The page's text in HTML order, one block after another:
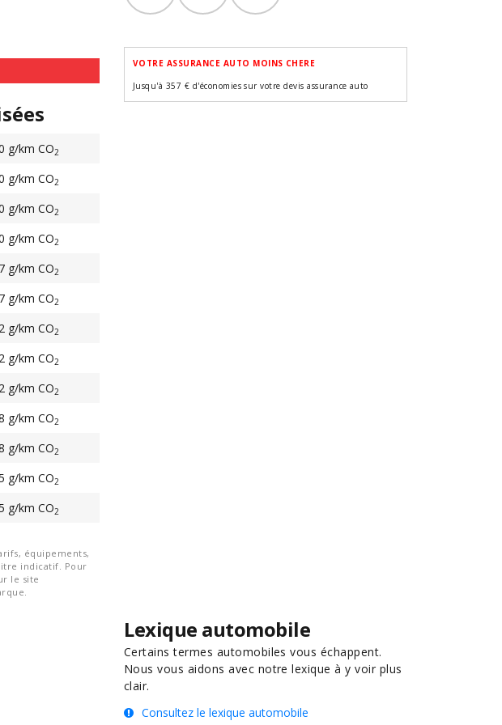
g/km CO2
g/km CO2
g/km CO2
g/km CO2
g/km CO2
g/km CO2
g/km CO2
g/km CO2
g/km CO2
g/km CO2
g/km CO2
g/km CO2
g/km CO2
équipements,
indicatif. Pour
le site
VOTRE ASSURANCE AUTO MOINS CHERE
Jusqu'à 357 € d'économies sur votre devis assurance auto
Lexique automobile
Certains termes automobiles vous échappent.
Nous vous aidons avec notre lexique à y voir plus
clair.
Consultez le lexique automobile